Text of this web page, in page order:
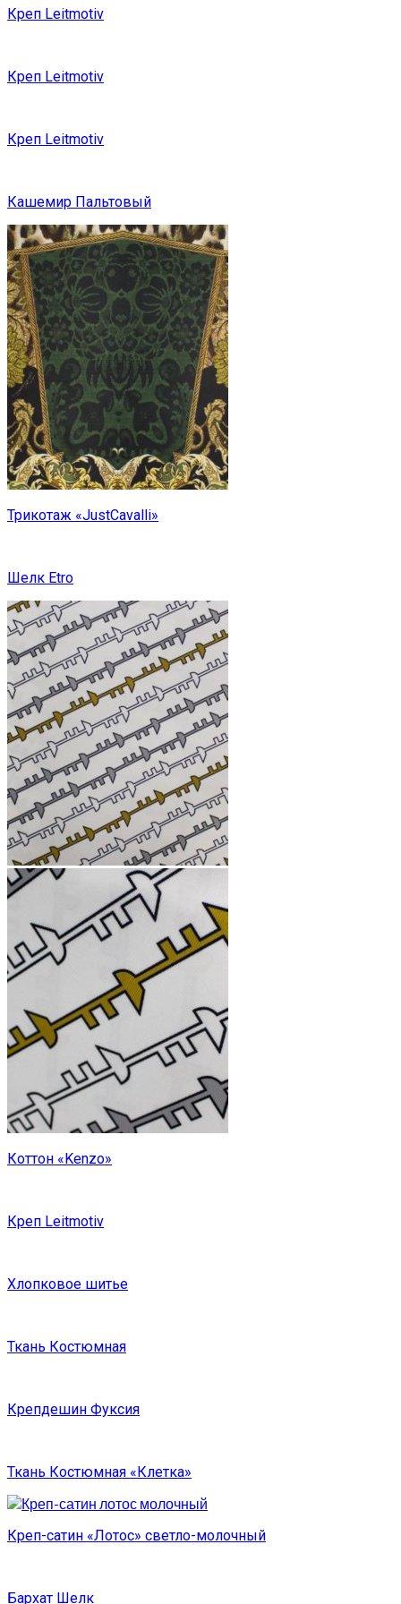
Креп Leitmotiv
Креп Leitmotiv
Креп Leitmotiv
Кашемир Пальтовый
Трикотаж «JustCavalli»
Шелк Etro
Коттон «Kenzo»
Креп Leitmotiv
Хлопковое шитье
Ткань Костюмная
Крепдешин Фуксия
Ткань Костюмная «Клетка»
Креп-сатин «Лотос» светло-молочный
Бархат Шелк